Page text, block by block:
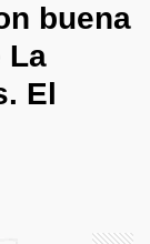
buena
La
El